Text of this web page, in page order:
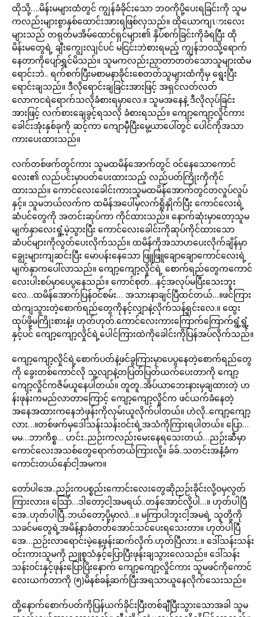
ထိုသို့….မိန်းမများထံတွင် ကျွန်ခံခိုင်းသော ဘဝကိုပို့ပေးရခြင်းကို သူမ
ကလည်းများစွာနှစ်ထောင်းအားရဖြစ်လှသည်။ ထိုယောကျၤားလေး
များသည် တရုတ်မအိမ်ထောင်ရှင်များ၏ နှိပ်စက်ခြင်းကိုခံရပြီး ထို
မိန်းမတွေရဲ့ ချီးကျွေးလျင်ပင် မငြင်းဘဲစားရမည့် ကျွန်ဘဝသို့ရောက်
နေတာကိုပျော်ရွှင်မိသည်။ သူမကလည်းညှာတာတတ်သောသူများထံမ
ရောင်းဘဲ.. ရက်စက်ပြီးမစာမနာခိုင်းစေတတ်သူများထံကိုမှ ရွေးပြီး
ရောင်းချသည်။ ဒီလိုရောင်းချခြင်းအားဖြင့် အရှင်လတ်လတ်
လောကငရဲရောက်သလိုခံစားရမှာလေ.။ သူမအနေနဲ့ ဒီလိုလုပ်ခြင်း
အားဖြင့် လက်စားချေခွင့်ရသလို ခံစားရသည်။ ကျော့ကျော့လှိုင်ကား
ခေါင်းအုံးနှစ်ခုကို ဆင့်ကာ ကျောမှီပြီးမွေ့ယာပေါ်တွင် ပေါင်ကိုအသာ
ကားပေးထားသည်။
လက်တစ်ဖက်တွင်ကား သူမထမိန်အောက်တွင် ဝင်နေသောကောင်
လေး၏ လည်ပင်းမှာပတ်ပေးထားသည့် လည်ပတ်ကြိုးကိုကိုင်
ထားသည်။ ကောင်လေးခေါင်းကားသူမထမိန်အောက်တွင်တလှုပ်လှုပ်
နှင့်။ သူမဘယ်လက်က ထမိန်အပေါ်မှလက်ရှိုနှိုက်ပြီး ကောင်လေးရဲ့
ဆံပင်တွေကို အတင်းဆုပ်ကာ ကိုင်ထားသည်။ နောက်ဆုံးမှာတော့သူမ
မျက်နှာလေးရှုံ့မဲ့သွားပြီး ကောင်လေးခေါင်းကိုဆုပ်ကိုင်ထားသော
ဆံပင်များကိုလွတ်ပေးလိုက်သည်။ ထမိန်ကိုအသာဟပေးလိုက်ချိန်မှာ
ချွေးများကျဆင်းပြီး မောပန်းနေသော ဖြူဖြူချောချောကောင်လေးရဲ့
မျက်နှာကပေါ်လာသည်။ ကျော့ကျော့လှိုင်ရဲ့ စောက်ရည်တွေကကောင်
လေးပါးစပ်မှာပေပွနေသည်။ ကောင်စုတ်…နင့်အလုပ်မပြီးသေးဘူး
လေ…ထမိန်အောက်ပြန်ဝင်စမ်း… အသားနာချင်ပြီထင်တယ်…။ဖင်ကြား
ထဲကျသွားတဲ့စောက်ရည်တွေကိုနင့်လျှာနဲ့လိုက်သန့်ရှင်းလေ.။ ထွေး
ထုပ်ဖို့မကြိုးစားနဲ့။ ဟုတ်ဟုတ်.ကောင်လေးကားကြောက်ကြောက်ရွံ့ရွံ့
နှင့်ပင် ကျော့ကျော့လှိုင်ရဲ့ပေါင်ကြားထဲကိုခေါင်းကိုပြန်အပ်လိုက်သည်။
ကျော့ကျော့လှိုင်ရဲ့စောက်ပတ်နဲ့ဖင်ခွကြားမှာပေပွနေတဲ့စောက်ရည်တွေ
ကို ခွေးတစ်ကောင်လို သူ့လျာနဲ့တပြတ်ပြတ်ယက်ပေးတာကို ကျော့
ကျော့လှိုင်ကဇိမ်ယူနေပါတယ်။ တူတူ..အိပ်ယာဘေးနားမှချထားတဲ့ ဟ
န်းဖုန်းကမည်လာတာကြောင့် ကျော့ကျော့လှိုင်က ဖင်ယက်ခံနေတဲ့
အနေအထားကနေဘဲဖုန်းကိုလှမ်းယူလိုက်ပါတယ်။ ဟဲလို..ကျော့ကျော့
လား…။တစ်ဖက်မှဒေါ်သန်းသန်းဝင်းရဲ့အသံကိုကြားရပါတယ်။ ပြော…
မမ…ဘာကိစ္စ… ဟင်း..ညဉ်းကလည်းမေးနေရသေးတယ်…ညဉ်းဆီမှာ
ကောင်လေးအသစ်တွေရောက်တယ်ကြားလို့။ ခ်ခ်..သတင်းအနံ့ခံက
ကောင်းတယ်နော်ငါ့အမက။
တော်ပါအေ..ညဉ်းကပစ္စည်းကောင်းလေးတွေဆိုညဉ်းခိုင်းလို့ဝမှလွတ်
ကြားလား။ သြော်…ဒါတော့ငါ့အမရယ်..တန်အောင်လို့ပါ…။ ဟုတ်ပါပြီ
အေ..ဟုတ်ပါပြီ..ဘယ်တော့ပို့မှာလဲ…။ မကြာပါဘူးငါ့အမရဲ့ သူတို့ကို
သခင်မတွေရဲ့အမိန့်နာခံတတ်အောင်သင်ပေးရသေးတာ။ ဟုတ်ပါပြီ
အေ…ညဉ်းလာရောင်းမဲ့နေ့ဖုန်းဆက်လိုက်.ဟုတ်ပြီလား..။ ဒေါ်သန်းသန်း
ဝင်းကားသူမကို ညူစူသံနှင့်ပြောပြီးဖုန်းချသွားလေသည်။ ဒေါ်သန်း
သန်းဝင်းနှင့်ဖုန်းပြောပြိးနောက် ကျော့ကျော့လှိုင်ကား သူမဖင်ကိုကောင်
လေးယက်တာကို (၅)မိနစ်ခန့်ဆက်ပြီးအရသာယူနေလိုက်သေးသည်။
ထို့နောက်စောက်ပတ်ကိုပြန်ယက်ခိုင်းပြီးတစ်ချီပြီးသွားသောအခါ သူမ